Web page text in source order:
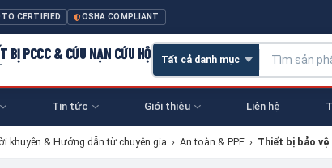
CERTIFIED OSHA COMPLIANT
PCCC & CỨU NẠN CỨU HỘ
Tin tức Giới thiệu Liên hệ
khuyên & Hướng dẫn từ chuyên gia › An toàn & PPE › Thiết bị bảo vệ